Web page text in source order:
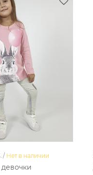
/ Нет в наличии